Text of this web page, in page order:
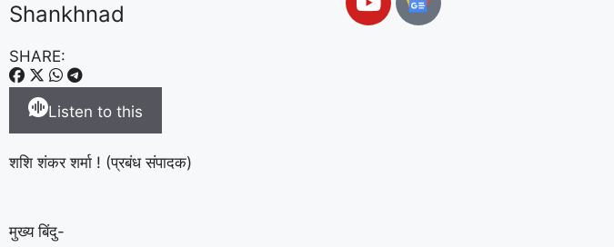
Shankhnad
SHARE:
Listen to this
शशि शंकर शर्मा ! (प्रबंध संपादक)
मुख्य बिंदु-